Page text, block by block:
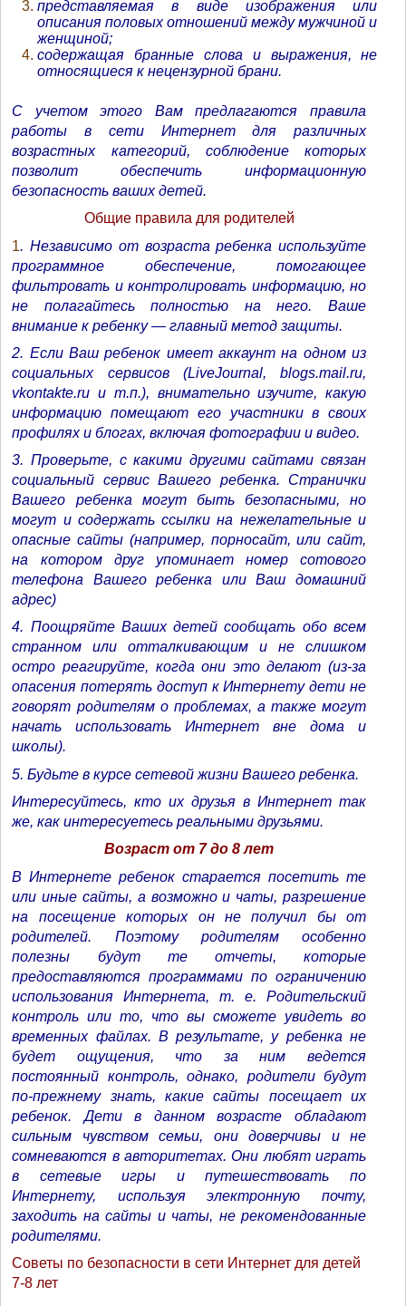
представляемая в виде изображения или
описания половых отношений между мужчиной и
женщиной;
содержащая бранные слова и выражения, не
относящиеся к нецензурной брани.
С учетом этого Вам предлагаются правила
работы в сети Интернет для различных
возрастных категорий, соблюдение которых
позволит обеспечить информационную
безопасность ваших детей.
Общие правила для родителей
1. Независимо от возраста ребенка используйте
программное обеспечение, помогающее
фильтровать и контролировать информацию, но
не полагайтесь полностью на него. Ваше
внимание к ребенку — главный метод защиты.
2. Если Ваш ребенок имеет аккаунт на одном из
социальных сервисов (LiveJournal, blogs.mail.ru,
vkontakte.ru и т.п.), внимательно изучите, какую
информацию помещают его участники в своих
профилях и блогах, включая фотографии и видео.
3. Проверьте, с какими другими сайтами связан
социальный сервис Вашего ребенка. Странички
Вашего ребенка могут быть безопасными, но
могут и содержать ссылки на нежелательные и
опасные сайты (например, порносайт, или сайт,
на котором друг упоминает номер сотового
телефона Вашего ребенка или Ваш домашний
адрес)
4. Поощряйте Ваших детей сообщать обо всем
странном или отталкивающим и не слишком
остро реагируйте, когда они это делают (из-за
опасения потерять доступ к Интернету дети не
говорят родителям о проблемах, а также могут
начать использовать Интернет вне дома и
школы).
5. Будьте в курсе сетевой жизни Вашего ребенка.
Интересуйтесь, кто их друзья в Интернет так
же, как интересуетесь реальными друзьями.
Возраст от 7 до 8 лет
В Интернете ребенок старается посетить те
или иные сайты, а возможно и чаты, разрешение
на посещение которых он не получил бы от
родителей. Поэтому родителям особенно
полезны будут те отчеты, которые
предоставляются программами по ограничению
использования Интернета, т. е. Родительский
контроль или то, что вы сможете увидеть во
временных файлах. В результате, у ребенка не
будет ощущения, что за ним ведется
постоянный контроль, однако, родители будут
по-прежнему знать, какие сайты посещает их
ребенок. Дети в данном возрасте обладают
сильным чувством семьи, они доверчивы и не
сомневаются в авторитетах. Они любят играть
в сетевые игры и путешествовать по
Интернету, используя электронную почту,
заходить на сайты и чаты, не рекомендованные
родителями.
Советы по безопасности в сети Интернет для детей
7-8 лет